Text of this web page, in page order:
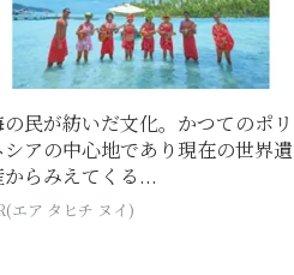
の民が紡いだ文化。かつてのポリ
シアの中心地であり現在の世界遺
からみえてくる...
エア タヒチ ヌイ)